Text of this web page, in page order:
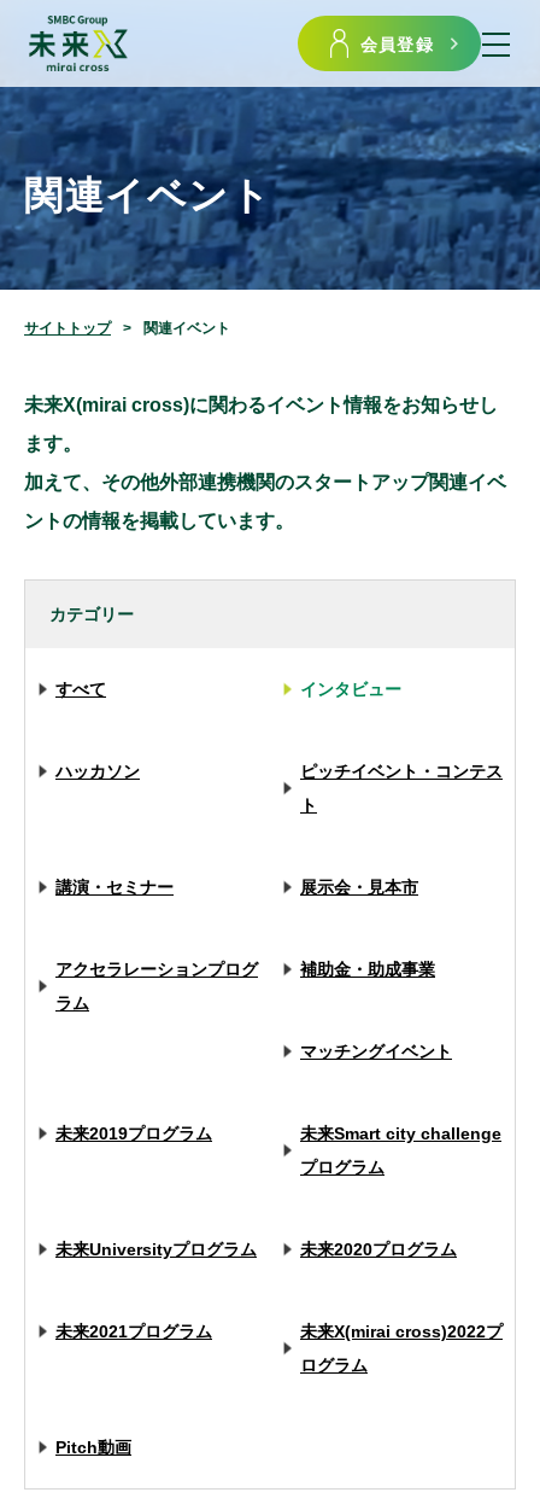
会員登録
関連イベント
サイトトップ 関連イベント
未来X(mirai cross)に関わるイベント情報をお知らせし
ます。
加えて、その他外部連携機関のスタートアップ関連イベ
ントの情報を掲載しています。
カテゴリー
すべて インタビュー
ハッカソン
ピッチイベント・コンテス
ト
講演・セミナー 展示会・見本市
アクセラレーションプログ
ラム
補助金・助成事業
マッチングイベント
未来2019プログラム
未来Smart city challenge
プログラム
未来Universityプログラム 未来2020プログラム
未来2021プログラム
未来X(mirai cross)2022プ
ログラム
Pitch動画